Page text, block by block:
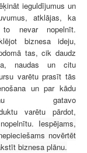
ieguldījumus un
atklājas, ka
nevar nopelnīt.
biznesa ideju,
tas, cik daudz
naudas un citu
varētu prasīt tās
un par kādu
gatavo
varētu pārdot,
Iespējams,
novērtēt
biznesa plānu.